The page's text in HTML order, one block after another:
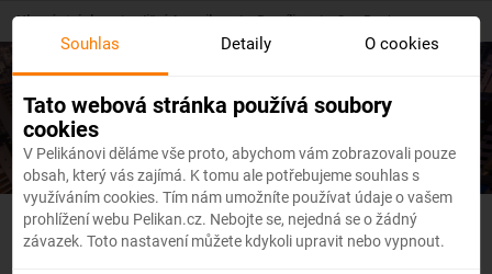
Skip
content
Hlavní stránka / Jižní Amerika / Brazílie / Sao Paulo
Levné letenkySao Paulo
Brazílie - Flexibilní letenky
Souhlas Detaily O cookies
Tato webová stránka používá soubory
cookies
V Pelikánovi děláme vše proto, abychom vám zobrazovali pouze
obsah, který vás zajímá. K tomu ale potřebujeme souhlas s
využíváním cookies. Tím nám umožníte používat údaje o vašem
prohlížení webu Pelikan.cz. Nebojte se, nejedná se o žádný
závazek. Toto nastavení můžete kdykoli upravit nebo vypnout.